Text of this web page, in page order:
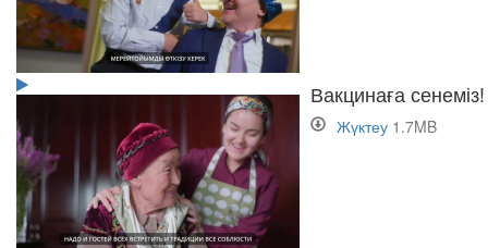
Вакцинаға
Жүктеу 1.7MB